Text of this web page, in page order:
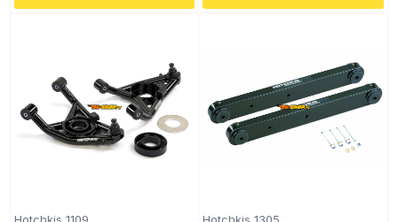
Hotchkis 1109 Hotchkis 1305